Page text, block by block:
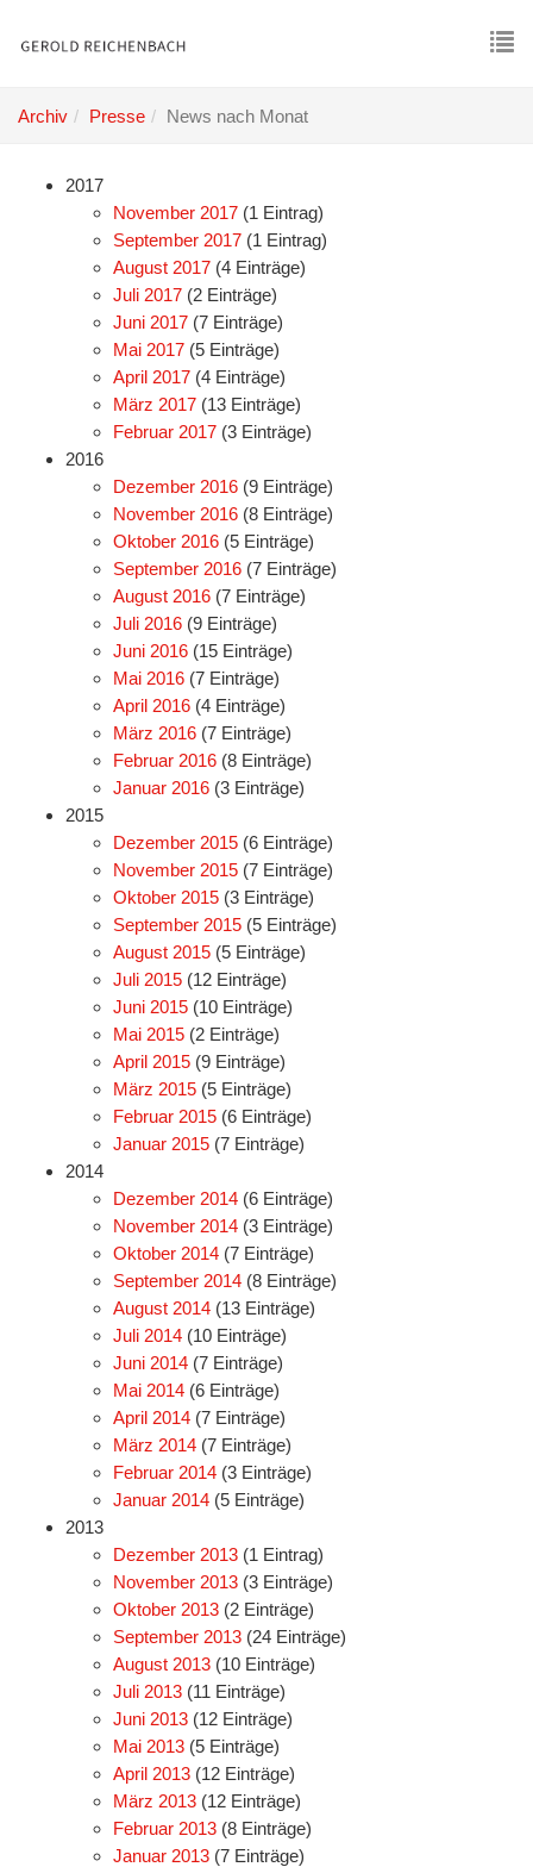
Archiv Presse News nach Monat
2017
November 2017 (1 Eintrag)
September 2017 (1 Eintrag)
August 2017 (4 Einträge)
Juli 2017 (2 Einträge)
Juni 2017 (7 Einträge)
Mai 2017 (5 Einträge)
April 2017 (4 Einträge)
März 2017 (13 Einträge)
Februar 2017 (3 Einträge)
2016
Dezember 2016 (9 Einträge)
November 2016 (8 Einträge)
Oktober 2016 (5 Einträge)
September 2016 (7 Einträge)
August 2016 (7 Einträge)
Juli 2016 (9 Einträge)
Juni 2016 (15 Einträge)
Mai 2016 (7 Einträge)
April 2016 (4 Einträge)
März 2016 (7 Einträge)
Februar 2016 (8 Einträge)
Januar 2016 (3 Einträge)
2015
Dezember 2015 (6 Einträge)
November 2015 (7 Einträge)
Oktober 2015 (3 Einträge)
September 2015 (5 Einträge)
August 2015 (5 Einträge)
Juli 2015 (12 Einträge)
Juni 2015 (10 Einträge)
Mai 2015 (2 Einträge)
April 2015 (9 Einträge)
März 2015 (5 Einträge)
Februar 2015 (6 Einträge)
Januar 2015 (7 Einträge)
2014
Dezember 2014 (6 Einträge)
November 2014 (3 Einträge)
Oktober 2014 (7 Einträge)
September 2014 (8 Einträge)
August 2014 (13 Einträge)
Juli 2014 (10 Einträge)
Juni 2014 (7 Einträge)
Mai 2014 (6 Einträge)
April 2014 (7 Einträge)
März 2014 (7 Einträge)
Februar 2014 (3 Einträge)
Januar 2014 (5 Einträge)
2013
Dezember 2013 (1 Eintrag)
November 2013 (3 Einträge)
Oktober 2013 (2 Einträge)
September 2013 (24 Einträge)
August 2013 (10 Einträge)
Juli 2013 (11 Einträge)
Juni 2013 (12 Einträge)
Mai 2013 (5 Einträge)
April 2013 (12 Einträge)
März 2013 (12 Einträge)
Februar 2013 (8 Einträge)
Januar 2013 (7 Einträge)